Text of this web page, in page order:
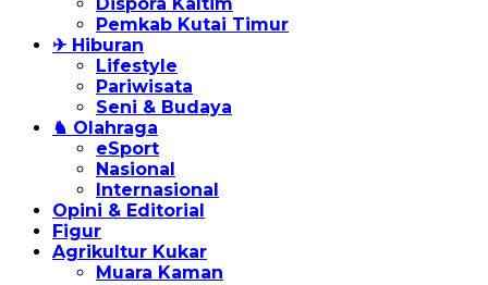
Pemkab Kutai Timur
✈ Hiburan
Lifestyle
Pariwisata
Seni & Budaya
♞ Olahraga
eSport
Nasional
Internasional
Opini & Editorial
Figur
Agrikultur Kukar
Muara Kaman